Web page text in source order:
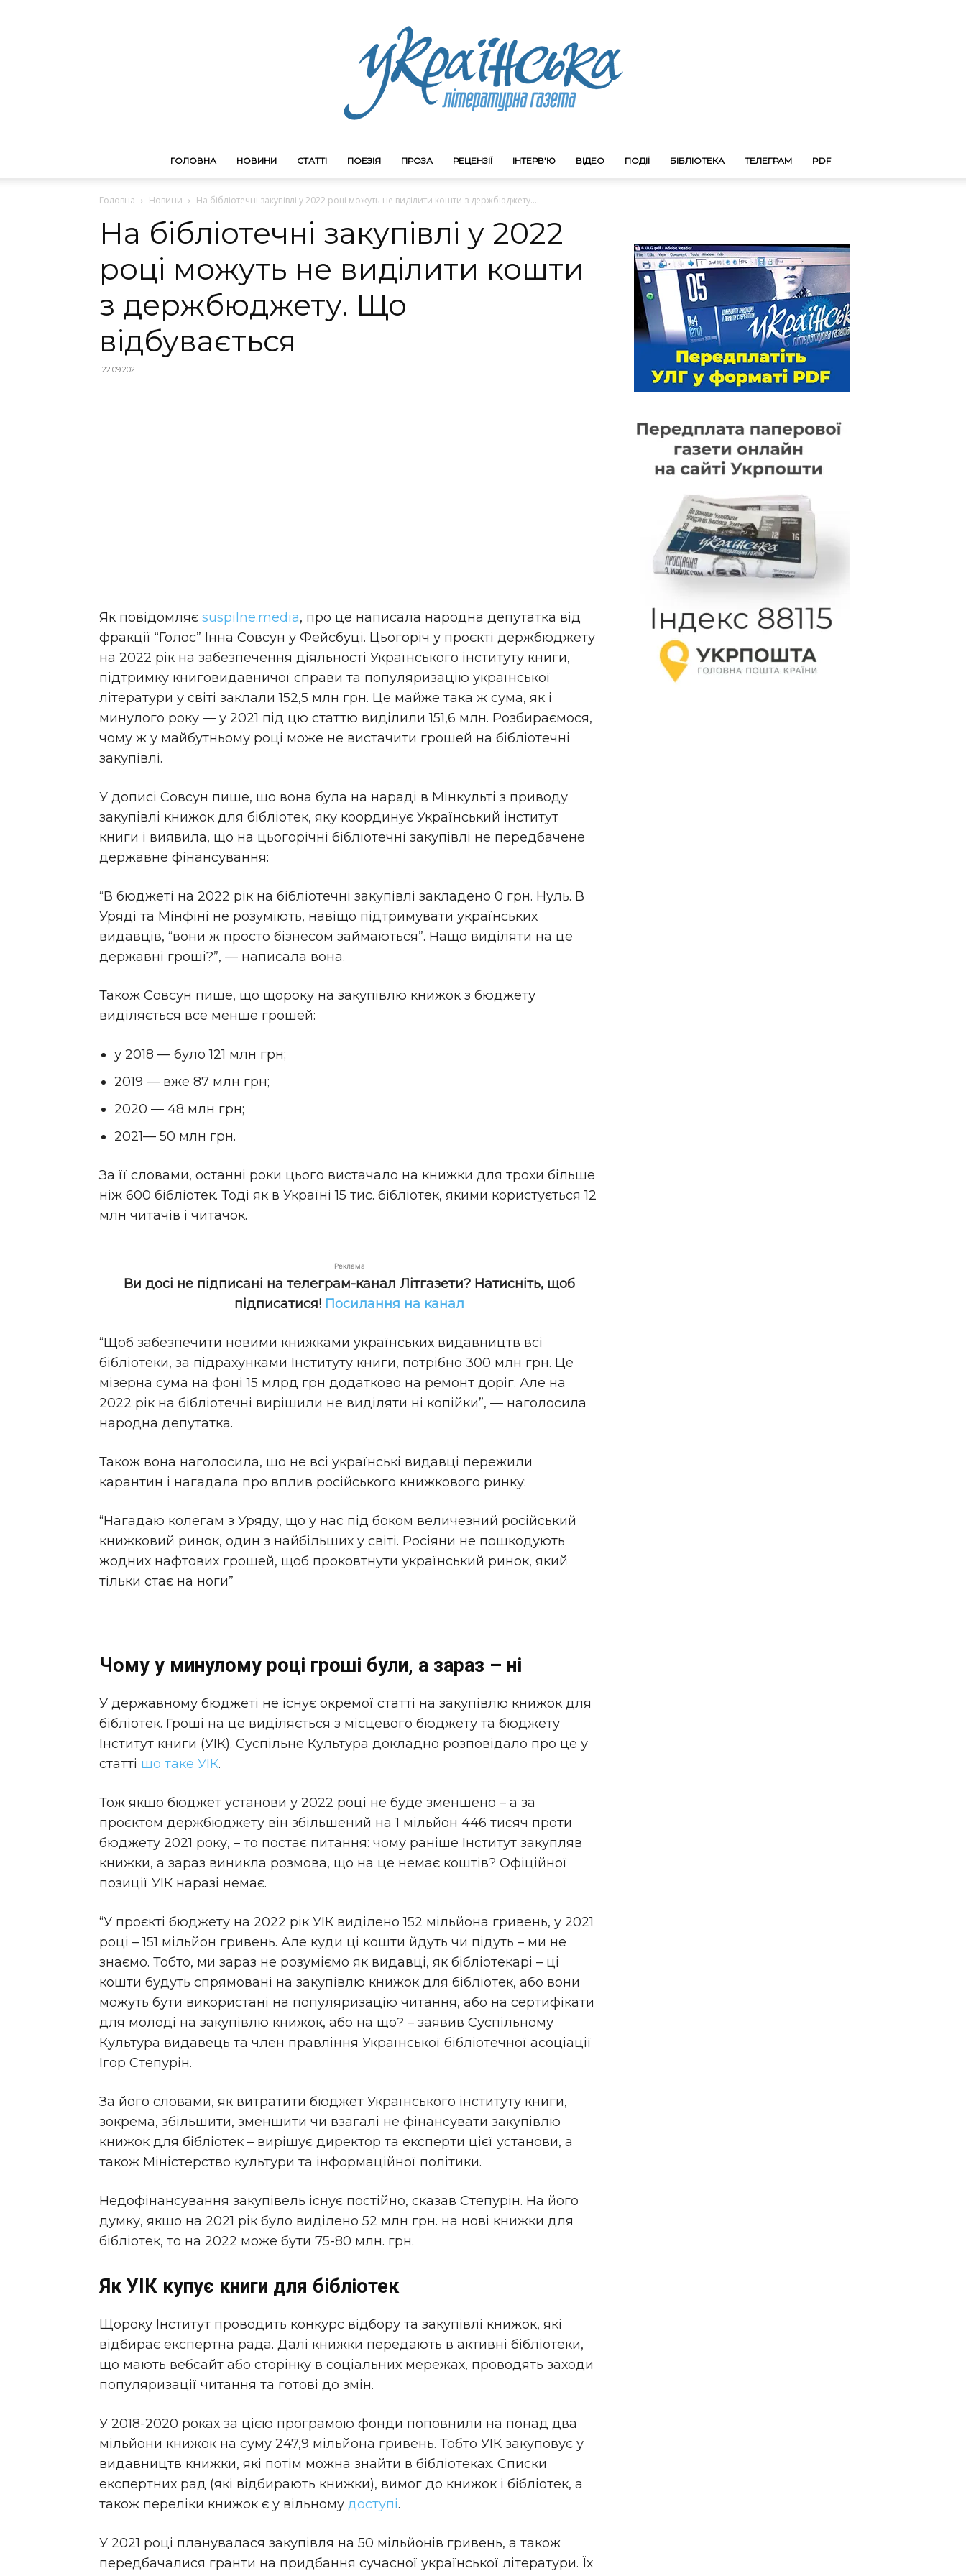
ГОЛОВНА НОВИНИ СТАТТІ ПОЕЗІЯ ПРОЗА РЕЦЕНЗІЇ ІНТЕРВ’Ю ВІДЕО ПОДІЇ БІБЛІОТЕКА ТЕЛЕГРАМ PDF
Головна Новини На бібліотечні закупівлі у 2022 році можуть не виділити кошти з держбюджету....
На бібліотечні закупівлі у 2022
році можуть не виділити кошти
з держбюджету. Що
відбувається
22.09.2021
Як повідомляє suspilne.media, про це написала народна депутатка від
фракції “Голос” Інна Совсун у Фейсбуці. Цьогоріч у проєкті держбюджету
на 2022 рік на забезпечення діяльності Українського інституту книги,
підтримку книговидавничої справи та популяризацію української
літератури у світі заклали 152,5 млн грн. Це майже така ж сума, як і
минулого року — у 2021 під цю статтю виділили 151,6 млн. Розбираємося,
чому ж у майбутньому році може не вистачити грошей на бібліотечні
закупівлі.
У дописі Совсун пише, що вона була на нараді в Мінкульті з приводу
закупівлі книжок для бібліотек, яку координує Український інститут
книги і виявила, що на цьогорічні бібліотечні закупівлі не передбачене
державне фінансування:
“В бюджеті на 2022 рік на бібліотечні закупівлі закладено 0 грн. Нуль. В
Уряді та Мінфіні не розуміють, навіщо підтримувати українських
видавців, “вони ж просто бізнесом займаються”. Нащо виділяти на це
державні гроші?”, — написала вона.
Також Совсун пише, що щороку на закупівлю книжок з бюджету
виділяється все менше грошей:
у 2018 — було 121 млн грн;
2019 — вже 87 млн грн;
2020 — 48 млн грн;
2021— 50 млн грн.
За її словами, останні роки цього вистачало на книжки для трохи більше
ніж 600 бібліотек. Тоді як в Україні 15 тис. бібліотек, якими користується 12
млн читачів і читачок.
Реклама
Ви досі не підписані на телеграм-канал Літгазети? Натисніть, щоб
підписатися! Посилання на канал
“Щоб забезпечити новими книжками українських видавництв всі
бібліотеки, за підрахунками Інституту книги, потрібно 300 млн грн. Це
мізерна сума на фоні 15 млрд грн додатково на ремонт доріг. Але на
2022 рік на бібліотечні вирішили не виділяти ні копійки”, — наголосила
народна депутатка.
Також вона наголосила, що не всі українські видавці пережили
карантин і нагадала про вплив російського книжкового ринку:
“Нагадаю колегам з Уряду, що у нас під боком величезний російський
книжковий ринок, один з найбільших у світі. Росіяни не пошкодують
жодних нафтових грошей, щоб проковтнути український ринок, який
тільки стає на ноги”
Чому у минулому році гроші були, а зараз – ні
У державному бюджеті не існує окремої статті на закупівлю книжок для
бібліотек. Гроші на це виділяється з місцевого бюджету та бюджету
Інститут книги (УІК). Суспільне Культура докладно розповідало про це у
статті що таке УІК.
Тож якщо бюджет установи у 2022 році не буде зменшено – а за
проєктом держбюджету він збільшений на 1 мільйон 446 тисяч проти
бюджету 2021 року, – то постає питання: чому раніше Інститут закупляв
книжки, а зараз виникла розмова, що на це немає коштів? Офіційної
позиції УІК наразі немає.
“У проєкті бюджету на 2022 рік УІК виділено 152 мільйона гривень, у 2021
році – 151 мільйон гривень. Але куди ці кошти йдуть чи підуть – ми не
знаємо. Тобто, ми зараз не розуміємо як видавці, як бібліотекарі – ці
кошти будуть спрямовані на закупівлю книжок для бібліотек, або вони
можуть бути використані на популяризацію читання, або на сертифікати
для молоді на закупівлю книжок, або на що? – заявив Суспільному
Культура видавець та член правління Української бібліотечної асоціації
Ігор Степурін.
За його словами, як витратити бюджет Українського інституту книги,
зокрема, збільшити, зменшити чи взагалі не фінансувати закупівлю
книжок для бібліотек – вирішує директор та експерти цієї установи, а
також Міністерство культури та інформаційної політики.
Недофінансування закупівель існує постійно, сказав Степурін. На його
думку, якщо на 2021 рік було виділено 52 млн грн. на нові книжки для
бібліотек, то на 2022 може бути 75-80 млн. грн.
Як УІК купує книги для бібліотек
Щороку Інститут проводить конкурс відбору та закупівлі книжок, які
відбирає експертна рада. Далі книжки передають в активні бібліотеки,
що мають вебсайт або сторінку в соціальних мережах, проводять заходи
популяризації читання та готові до змін.
У 2018-2020 роках за цією програмою фонди поповнили на понад два
мільйони книжок на суму 247,9 мільйона гривень. Тобто УІК закуповує у
видавництв книжки, які потім можна знайти в бібліотеках. Списки
експертних рад (які відбирають книжки), вимог до книжок і бібліотек, а
також переліки книжок є у вільному доступі.
У 2021 році планувалася закупівля на 50 мільйонів гривень, а також
передбачалися гранти на придбання сучасної української літератури. Їх